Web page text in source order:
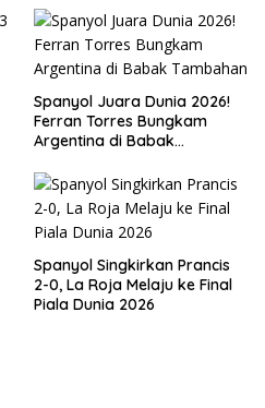
Spanyol Juara Dunia 2026!
Ferran Torres Bungkam
Argentina di Babak
Spanyol Singkirkan Prancis
2-0, La Roja Melaju ke Final
Piala Dunia 2026